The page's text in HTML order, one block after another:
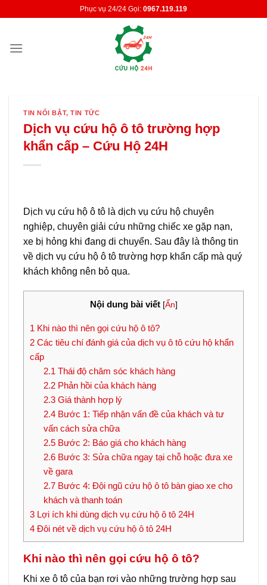
Phục vụ 24/24 Gọi: 0967.119.119
TIN NỔI BẬT,TIN TỨC
Dịch vụ cứu hộ ô tô trường hợp
khẩn cấp – Cứu Hộ 24H
Dịch vụ cứu hộ ô tô là dịch vụ cứu hộ chuyên
nghiệp, chuyên giải cứu những chiếc xe gặp nạn,
xe bị hỏng khi đang di chuyển. Sau đây là thông tin
về dịch vụ cứu hộ ô tô trường hợp khẩn cấp mà quý
khách không nên bỏ qua.
Nội dung bài viết [Ẩn]
1 Khi nào thì nên gọi cứu hộ ô tô?
2 Các tiêu chí đánh giá của dịch vụ ô tô cứu hộ khẩn
cấp
2.1 Thái độ chăm sóc khách hàng
2.2Phản hồi của khách hàng
2.3Giá thành hợp lý
2.4Bước 1: Tiếp nhận vấn đề của khách và tư
vấn cách sửa chữa
2.5Bước 2: Báo giá cho khách hàng
2.6Bước 3: Sửa chữa ngay tại chỗ hoặc đưa xe
về gara
2.7Bước 4: Đội ngũ cứu hộ ô tô bàn giao xe cho
khách và thanh toán
3 Lợi ích khi dùng dịch vụ cứu hộ ô tô 24H
4 Đôi nét về dịch vụ cứu hộ ô tô 24H
Khi nào thì nên gọi cứu hộ ô tô?
Khi xe ô tô của bạn rơi vào những trường hợp sau